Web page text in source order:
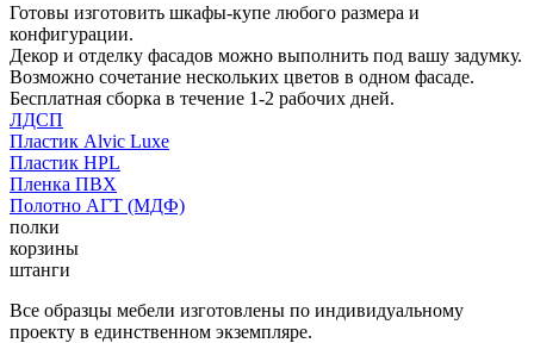
Готовы изготовить шкафы-купе любого размера и
конфигурации.
Декор и отделку фасадов можно выполнить под вашу задумку.
Возможно сочетание нескольких цветов в одном фасаде.
Бесплатная сборка в течение 1-2 рабочих дней.
ЛДСП
Пластик Alvic Luxe
Пластик HPL
Пленка ПВХ
Полотно АГТ (МДФ)
полки
корзины
штанги
Все образцы мебели изготовлены по индивидуальному
проекту в единственном экземпляре.